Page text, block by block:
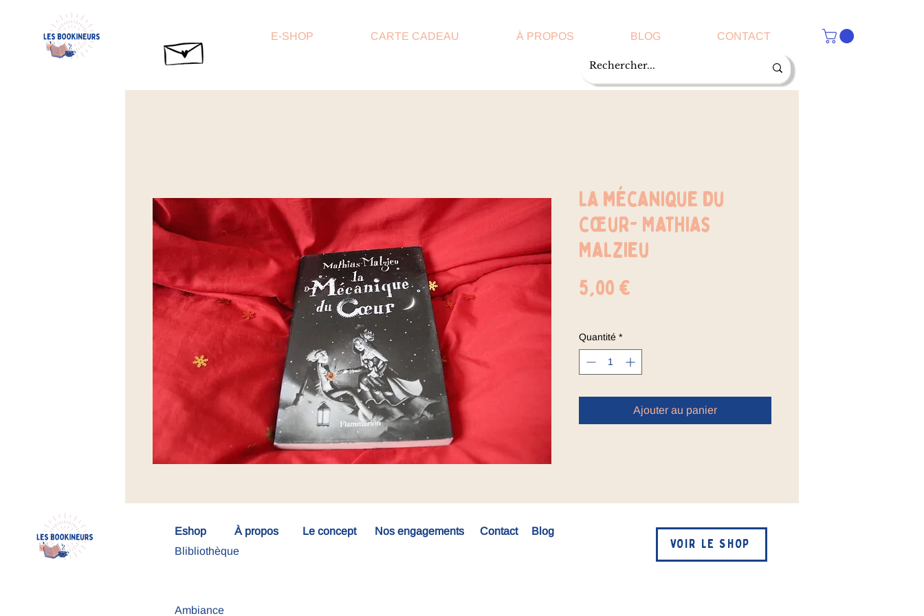
E-SHOP CARTE CADEAU À PROPOS BLOG CONTACT
La mécanique du
cœur- Mathias
Malzieu
5,00 €
Quantité *
Ajouter au panier
Eshop À propos Le concept
Nos engagements
Blibliothèque
Ambiance
Contact Blog
VOIR LE SHOP